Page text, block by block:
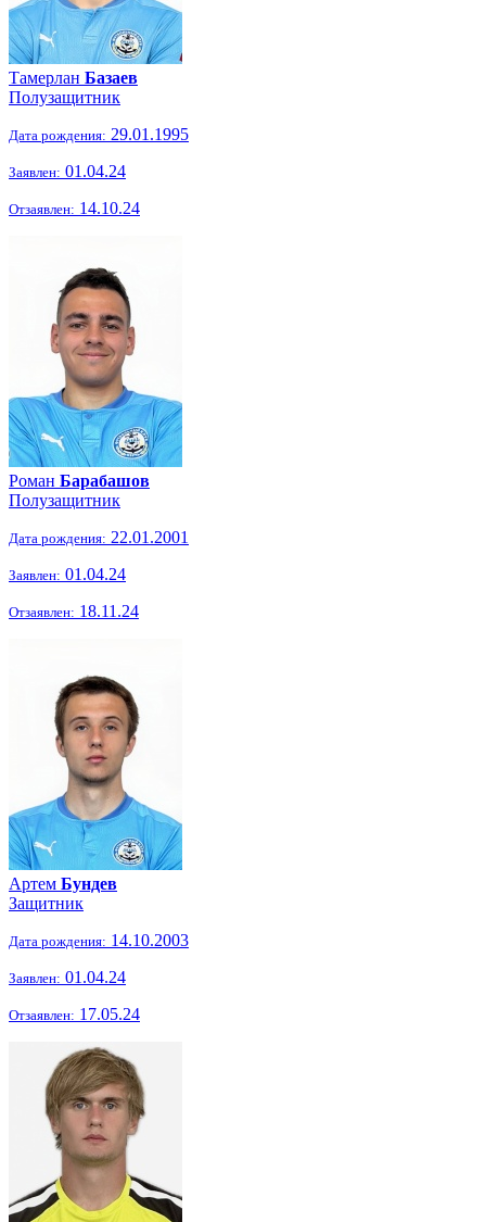
Тамерлан Базаев
Полузащитник
Дата рождения: 29.01.1995
Заявлен: 01.04.24
Отзаявлен: 14.10.24
Роман Барабашов
Полузащитник
Дата рождения: 22.01.2001
Заявлен: 01.04.24
Отзаявлен: 18.11.24
Артем Бундев
Защитник
Дата рождения: 14.10.2003
Заявлен: 01.04.24
Отзаявлен: 17.05.24